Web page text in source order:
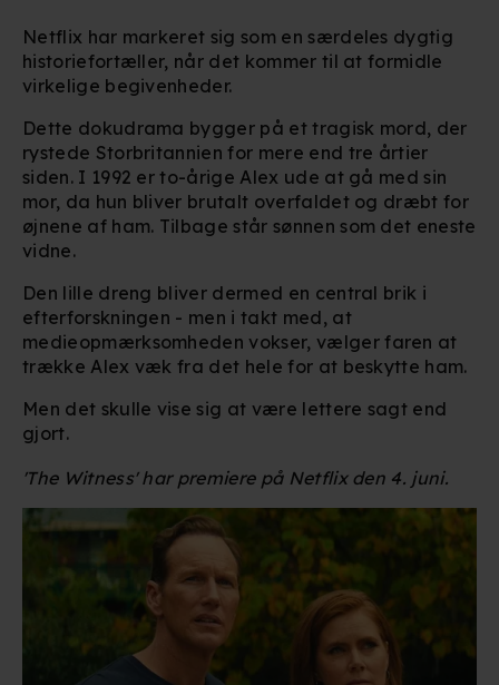
Netflix har markeret sig som en særdeles dygtig
historiefortæller, når det kommer til at formidle
virkelige begivenheder.
Dette dokudrama bygger på et tragisk mord, der
rystede Storbritannien for mere end tre årtier
siden. I 1992 er to-årige Alex ude at gå med sin
mor, da hun bliver brutalt overfaldet og dræbt for
øjnene af ham. Tilbage står sønnen som det eneste
vidne.
Den lille dreng bliver dermed en central brik i
efterforskningen - men i takt med, at
medieopmærksomheden vokser, vælger faren at
trække Alex væk fra det hele for at beskytte ham.
Men det skulle vise sig at være lettere sagt end
gjort.
'The Witness' har premiere på Netflix den 4. juni.